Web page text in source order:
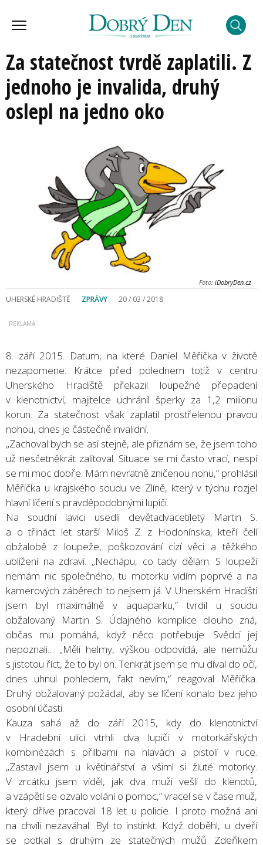
Za statečnost tvrdě zaplatili. Z
jednoho je invalida, druhý
oslepl na jedno oko
Foto: iDobryDen.cz
UHERSKÉ HRADIŠTĚ ZPRÁVY 20 / 03 / 2018
8. září 2015. Datum, na které Daniel Měřička v životě
nezapomene. Krátce před polednem totiž v centru
Uherského Hradiště překazil loupežné přepadení
v klenotnictví, majitelce uchránil šperky za 1,2 milionu
korun. Za statečnost však zaplatil prostřelenou pravou
nohou, dnes je částečně invalidní.
„Zachoval bych se asi stejně, ale přiznám se, že jsem toho
už nesčetněkrát zalitoval. Situace se mi často vrací, nespí
se mi moc dobře. Mám nevratně zničenou nohu,“ prohlásil
Měřička u krajského soudu ve Zlíně, který v týdnu rozjel
hlavní líčení s pravděpodobnými lupiči.
Na soudní lavici usedli devětadvacetiletý Martin S.
a o třináct let starší Miloš Z. z Hodonínska, kteří čelí
obžalobě z loupeže, poškozování cizí věci a těžkého
ublížení na zdraví. „Nechápu, co tady dělám. S loupeží
nemám nic společného, tu motorku vidím poprvé a na
kamerových záběrech to nejsem já. V Uherském Hradišti
jsem byl maximálně v aquaparku,“ tvrdil u soudu
obžalovaný Martin S. Údajného komplice dlouho zná,
občas mu pomáhá, když něco potřebuje. Svědci jej
nepoznali… „Měli helmy, výškou odpovídá, ale nemůžu
s jistotou říct, že to byl on. Tenkrát jsem se mu díval do očí,
dnes uhnul pohledem, fakt nevím,“ reagoval Měřička.
Druhý obžalovaný požádal, aby se líčení konalo bez jeho
osobní účasti.
Kauza sahá až do září 2015, kdy do klenotnictví
v Hradební ulici vtrhli dva lupiči v motorkářských
kombinézách s přilbami na hlavách a pistolí v ruce.
„Zastavil jsem u květinářství a všiml si žluté motorky.
V zrcátku jsem viděl, jak dva muži vešli do klenotů,
a vzápětí se ozvalo volání o pomoc,“ vracel se v čase muž,
který dříve pracoval 18 let u policie. I proto možná ani
na chvíli nezaváhal. Byl to instinkt. Když doběhl, u dveří
se potkal s druhým ze statečných mužů Zdeňkem